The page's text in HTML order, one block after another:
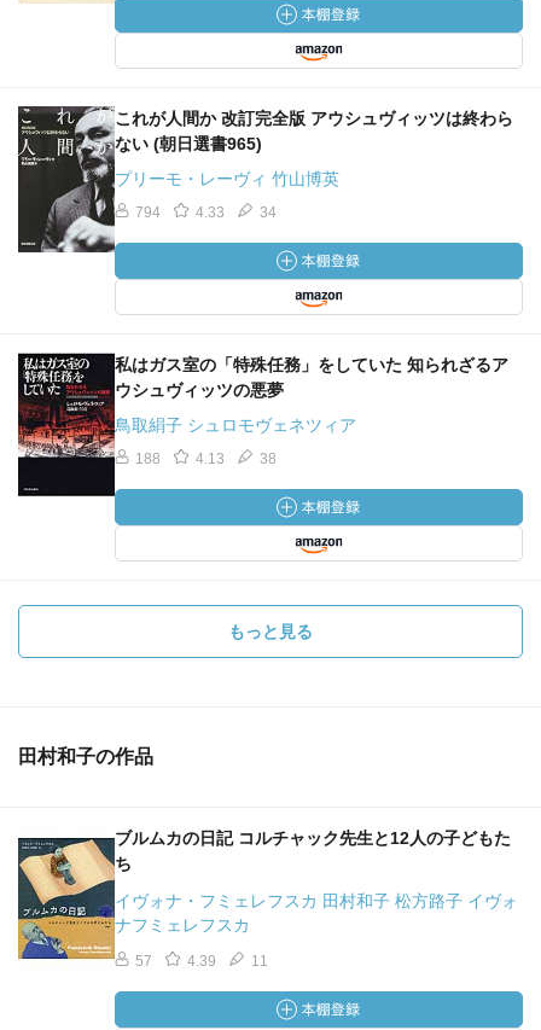
これが人間か 改訂完全版 アウシュヴィッツは終わら
ない (朝日選書965)
プリーモ・レーヴィ 竹山博英
794 4.33 34
私はガス室の「特殊任務」をしていた 知られざるア
ウシュヴィッツの悪夢
鳥取絹子 シュロモヴェネツィア
188 4.13 38
もっと見る
田村和子の作品
ブルムカの日記 コルチャック先生と12人の子どもた
ち
イヴォナ・フミェレフスカ 田村和子 松方路子 イヴォ
ナフミェレフスカ
57 4.39 11